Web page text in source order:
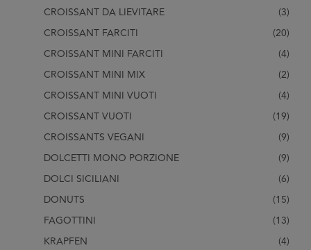
CROISSANT DA LIEVITARE
(3)
CROISSANT FARCITI
(20)
CROISSANT MINI FARCITI
(4)
CROISSANT MINI MIX
(2)
CROISSANT MINI VUOTI
(4)
CROISSANT VUOTI
(19)
CROISSANTS VEGANI
(9)
DOLCETTI MONO PORZIONE
(9)
DOLCI SICILIANI
(6)
DONUTS
(15)
FAGOTTINI
(13)
KRAPFEN
(4)